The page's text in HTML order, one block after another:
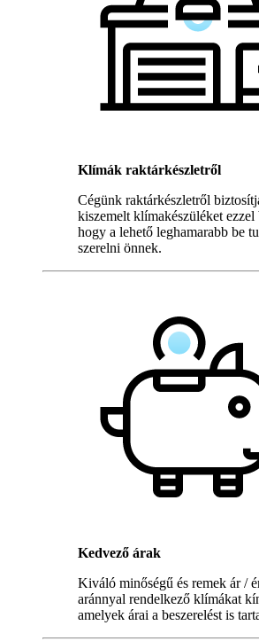
Klímák raktárkészletről
Cégünk raktárkészletről
kiszemelt klímakészüléket ezzel
hogy a lehető leghamarabb be
szerelni önnek.
Kedvező árak
Kiváló minőségű és remek ár /
aránnyal rendelkező klímákat
amelyek árai a beszerelést is